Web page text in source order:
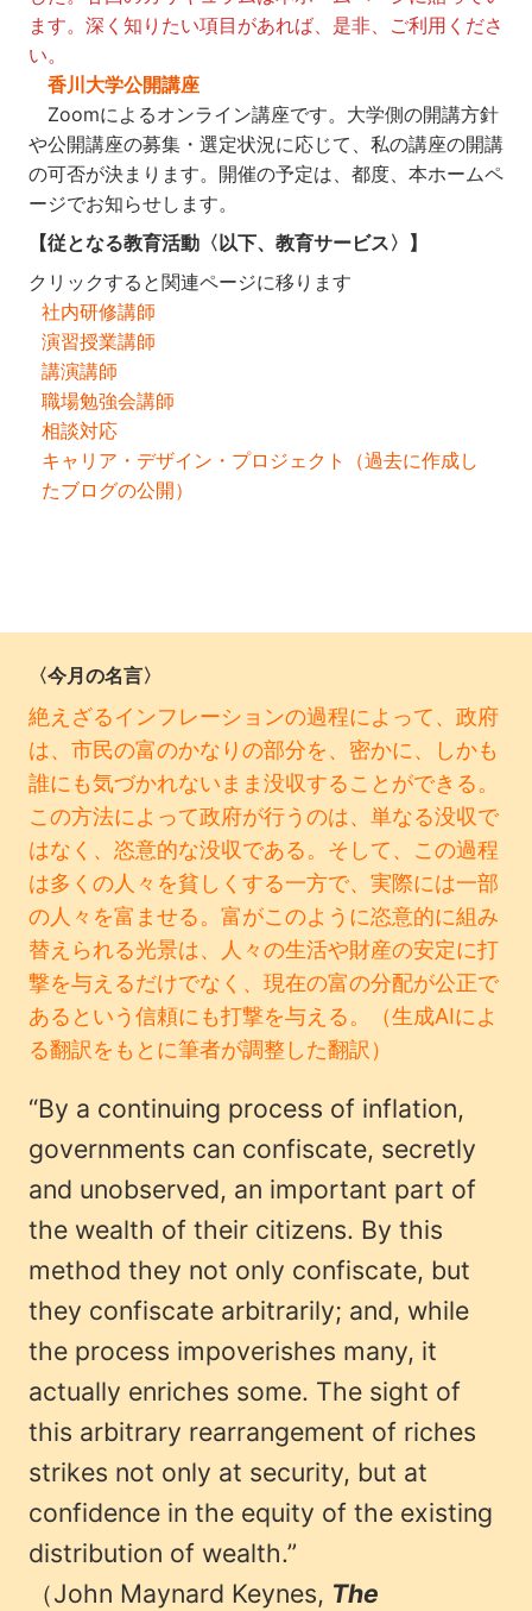
ます。深く知りたい項目があれば、是非、ご利用くださ
い。
香川大学公開講座
Zoomによるオンライン講座です。大学側の開講方針
や公開講座の募集・選定状況に応じて、私の講座の開講
の可否が決まります。開催の予定は、都度、本ホームペ
ージでお知らせします。
【従となる教育活動〈以下、教育サービス〉】
クリックすると関連ページに移ります
社内研修講師
演習授業講師
講演講師
職場勉強会講師
相談対応
キャリア・デザイン・プロジェクト（過去に作成し
たブログの公開）
〈今月の名言〉
絶えざるインフレーションの過程によって、政府
は、市民の富のかなりの部分を、密かに、しかも
誰にも気づかれないまま没収することができる。
この方法によって政府が行うのは、単なる没収で
はなく、恣意的な没収である。そして、この過程
は多くの人々を貧しくする一方で、実際には一部
の人々を富ませる。富がこのように恣意的に組み
替えられる光景は、人々の生活や財産の安定に打
撃を与えるだけでなく、現在の富の分配が公正で
あるという信頼にも打撃を与える。（生成AIによ
る翻訳をもとに筆者が調整した翻訳）
“By a continuing process of inflation,
governments can confiscate, secretly
and unobserved, an important part of
the wealth of their citizens. By this
method they not only confiscate, but
they confiscate arbitrarily; and, while
the process impoverishes many, it
actually enriches some. The sight of
this arbitrary rearrangement of riches
strikes not only at security, but at
confidence in the equity of the existing
distribution of wealth.”
（John Maynard Keynes, The